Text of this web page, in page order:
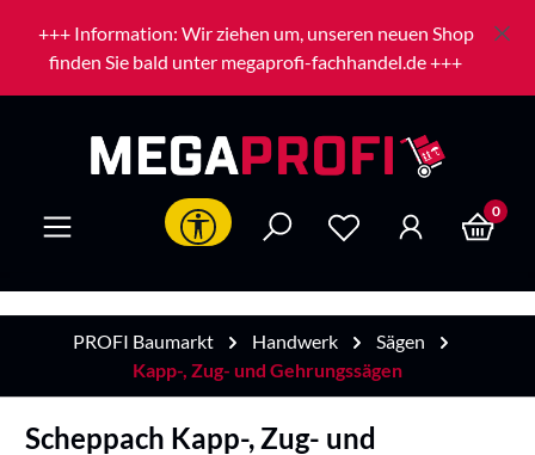
Zum Hauptinhalt springen
+++ Information: Wir ziehen um, unseren neuen Shop
finden Sie bald unter megaprofi-fachhandel.de +++
Werkzeugleiste anzeigen 0
PROFI Baumarkt Handwerk
Sägen
Kapp-, Zug- und Gehrungssägen
Scheppach Kapp-, Zug- und